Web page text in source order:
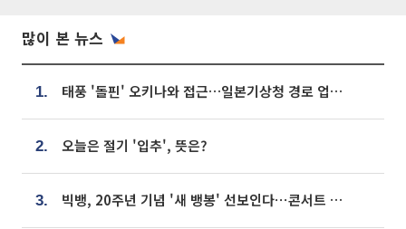
많이 본 뉴스
1. 태풍 '돌핀' 오키나와 접근…일본기상청 경로 업데이트
2. 오늘은 절기 '입추', 뜻은?
3. 빅뱅, 20주년 기념 '새 뱅봉' 선보인다⋯콘서트 앞두고 팝업 개최